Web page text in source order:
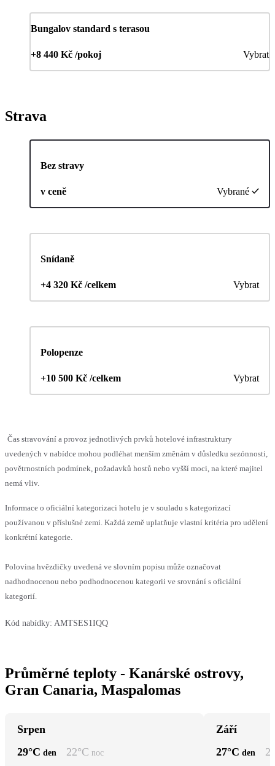
Bungalov standard s terasou
+8 440 Kč /pokoj Vybrat
Strava
Bez stravy
v ceně Vybrané
Snídaně
+4 320 Kč /celkem Vybrat
Polopenze
+10 500 Kč /celkem Vybrat
Čas stravování a provoz jednotlivých prvků hotelové infrastruktury
uvedených v nabídce mohou podléhat menším změnám v důsledku sezónnosti,
povětrnostních podmínek, požadavků hostů nebo vyšší moci, na které majitel
nemá vliv.
Informace o oficiální kategorizaci hotelu je v souladu s kategorizací
používanou v příslušné zemi. Každá země uplatňuje vlastní kritéria pro udělení
konkrétní kategorie.
Polovina hvězdičky uvedená ve slovním popisu může označovat
nadhodnocenou nebo podhodnocenou kategorii ve srovnání s oficiální
kategorií.
Kód nabídky: AMTSES1IQQ
Průměrné teploty - Kanárské ostrovy,
Gran Canaria, Maspalomas
Srpen
29°C den 22°C noc
Září
27°C den